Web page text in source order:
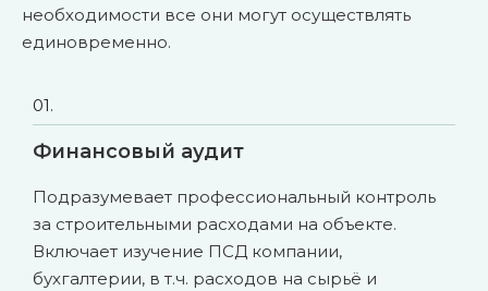
необходимости все они могут осуществлять
единовременно.
01.
Финансовый аудит
Подразумевает профессиональный контроль
за строительными расходами на объекте.
Включает изучение ПСД компании,
бухгалтерии, в т.ч. расходов на сырьё и